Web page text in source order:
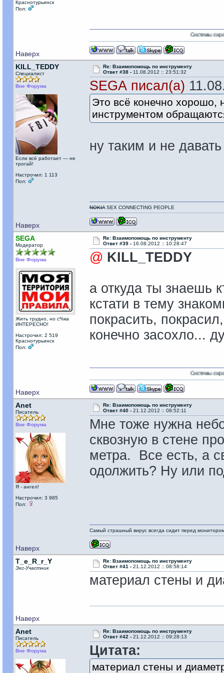
Краснотурьинск
Пол:
Наверх
Системы охраны и
KILL_TEDDY
Специалист
Вне Форума
Если всё работает — не
трогай!
Настрочил: 1 113
Пол:
Re: Взаимопомощь по инструменту
Ответ #38 - 11.08.2012 :: 23:51:32
SEGА писал(а)
Это всё конечно хорошо,
инструментом
ну таким и не
Наверх
NOKIASEX CONNECTING PEOPLE
SEGА
Модератор
Вне Форума
Жить трудно, но с%ка
ИНТЕРЕСНО!
Настрочил: 2 519
Краснотурьинск
Пол:
Re: Взаимопомощь по инструменту
Ответ #39 - 16.08.2012 :: 10:28:47
@ KILL_TEDDY
а откуда ты знаешь
кстати в тему
покрасить,
конечно засохло...
Наверх
Системы охраны и
Anet
Писатель
Вне Форума
Я - ангел!
Настрочил: 3 985
Пол:
Re: Взаимопомощь по инструменту
Ответ #40 - 21.12.2012 :: 08:52:11
Мне тоже нужна
сквозную в стене
метра. Все есть, а
одолжить? Ну или
Наверх
Самый страшный вирус всегда сидит перед
T_e_R_r_Y
Экс-Участник
Re: Взаимопомощь по инструменту
Ответ #41 - 21.12.2012 :: 08:58:14
материал стены и
Наверх
Anet
Писатель
Вне Форума
Re: Взаимопомощь по инструменту
Ответ #42 - 21.12.2012 :: 09:28:13
Цитата:
материал стены и